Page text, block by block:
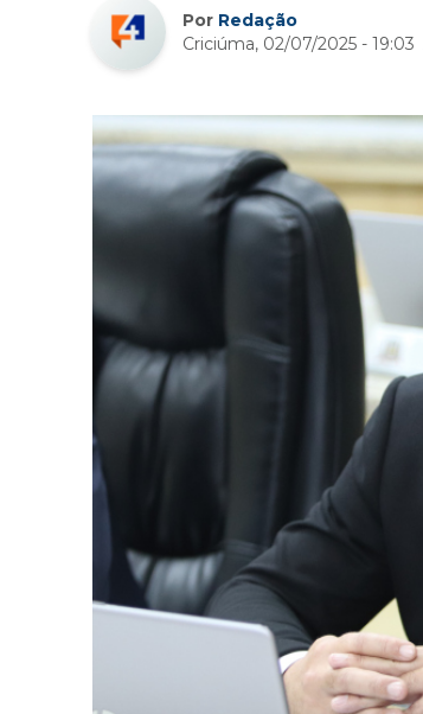
Por Redação
Criciúma, 02/07/2025 - 19:03